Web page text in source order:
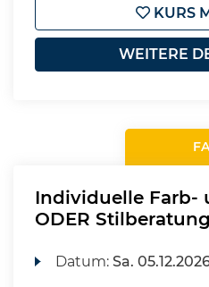
KURS
WEITERE
Individuelle Farb-
ODER Stilberatung
Datum:Sa.